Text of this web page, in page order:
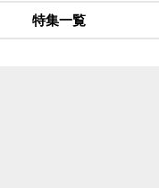
特集一覧